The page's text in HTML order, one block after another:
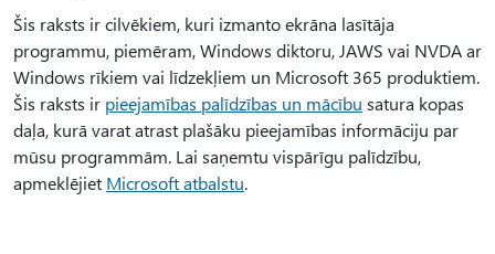
Šis raksts ir cilvēkiem, kuri izmanto ekrāna lasītāja
programmu, piemēram, Windows diktoru, JAWS vai NVDA ar
Windows rīkiem vai līdzekļiem un Microsoft 365 produktiem.
Šis raksts ir pieejamības palīdzības un mācību satura kopas
daļa, kurā varat atrast plašāku pieejamības informāciju par
mūsu programmām. Lai saņemtu vispārīgu palīdzību,
apmeklējiet Microsoft atbalstu.